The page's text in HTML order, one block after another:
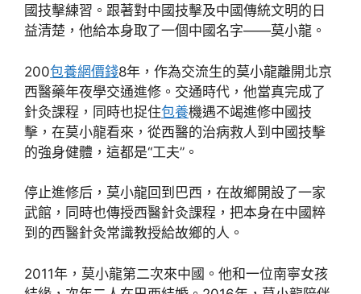
國技擊練習。跟著對中國技擊及中國傳統文明的日
益清楚，他給本身取了一個中國名字——莫小龍。
200包養網價錢8年，作為交流生的莫小龍離開北京
西醫藥年夜學交通進修。交通時代，他當真完成了
針灸課程，同時也捉住包養機遇不竭進修中國技
擊，在莫小龍看來，從西醫的治病救人到中國技擊
的強身健體，這都是“工夫”。
停止進修后，莫小龍回到巴西，在故鄉開設了一家
武館，同時也傳授西醫針灸課程，把本身在中國粹
到的西醫針灸常識教授給故鄉的人。
2011年，莫小龍第二次來中國。他和一位南寧女孩